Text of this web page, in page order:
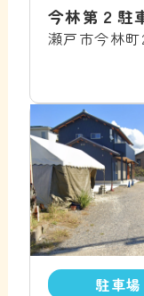
今林第２
瀬戸市今林町
駐車場